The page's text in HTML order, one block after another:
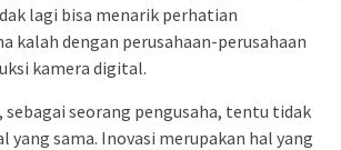
lagi bisa menarik perhatian
kalah dengan perusahaan-perusahaan
kamera digital.
sebagai seorang pengusaha, tentu tidak
yang sama. Inovasi merupakan hal yang